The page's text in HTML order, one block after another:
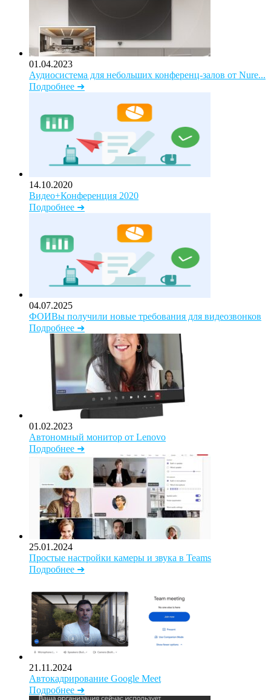
01.04.2023
Аудиосистема для небольших конференц-залов от Nure...
Подробнее ➜
14.10.2020
Видео+Конференция 2020
Подробнее ➜
04.07.2025
ФОИВы получили новые требования для видеозвонков
Подробнее ➜
01.02.2023
Автономный монитор от Lenovo
Подробнее ➜
25.01.2024
Простые настройки камеры и звука в Teams
Подробнее ➜
21.11.2024
Автокадрирование Google Meet
Подробнее ➜